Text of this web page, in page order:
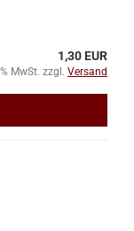
1,30 EUR
MwSt. zzgl. Versand